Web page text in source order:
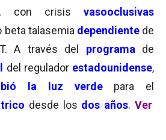
con crisis vasooclusivas
beta talasemia dependiente de
A través del programa de
del regulador estadounidense,
la luz verdepara el
desde los dos años.Ver